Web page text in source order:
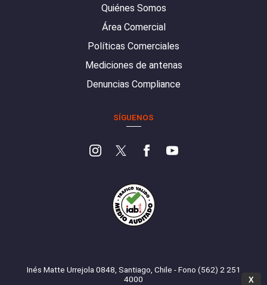
Quiénes Somos
Área Comercial
Políticas Comerciales
Mediciones de antenas
Denuncias Compliance
SÍGUENOS
Inés Matte Urrejola 0848, Santiago, Chile - Fono (562) 2 251
4000
X